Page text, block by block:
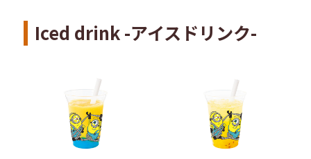
Iced drink -アイスドリンク-